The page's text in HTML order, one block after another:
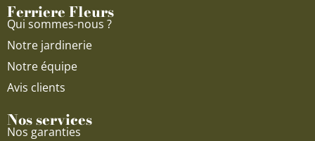
Ferriere Fleurs
Qui sommes-nous ?
Notre jardinerie
Notre équipe
Avis clients
Nos services
Nos garanties